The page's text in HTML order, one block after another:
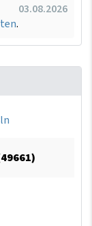
03.08.2026
.